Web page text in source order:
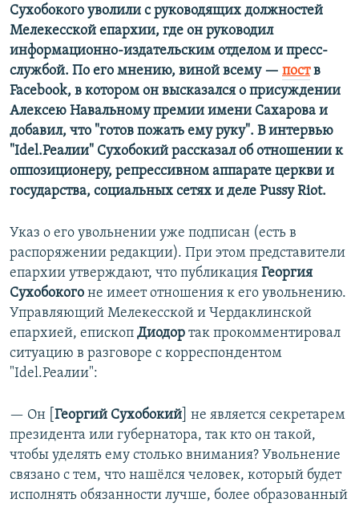
Сухобокого уволили с руководящих должностей
Мелекесской епархии, где он руководил
информационно-издательским отделом и пресс-
службой. По его мнению, виной всему — поств
Facebook, в котором он высказался о присуждении
Алексею Навальному премии имени Сахарова и
добавил, что "готов пожать ему руку". В интервью
"Idel.Реалии" Сухобокий рассказал об отношении к
оппозиционеру, репрессивном аппарате церкви и
государства, социальных сетях и деле Pussy Riot.
Указ о его увольнении уже подписан (есть в
распоряжении редакции). При этом представители
епархии утверждают, что публикация Георгия
Сухобокого не имеет отношения к его увольнению.
Управляющий Мелекесской и Чердаклинской
епархией, епископ Диодор так прокомментировал
ситуацию в разговоре с корреспондентом
"Idel.Реалии":
— Он [ Георгий Сухобокий ] не является секретарем
президента или губернатора, так кто он такой,
чтобы уделять ему столько внимания? Увольнение
связано с тем, что нашёлся человек, который будет
исполнять обязанности лучше, более образованный